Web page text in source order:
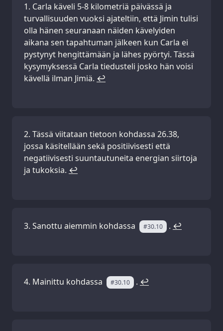
Carla käveli 5-8 kilometriä päivässä ja
turvallisuuden vuoksi ajateltiin, että Jimin tulisi
olla hänen seuranaan näiden kävelyiden
aikana sen tapahtuman jälkeen kun Carla ei
pystynyt hengittämään ja lähes pyörtyi. Tässä
kysymyksessä Carla tiedusteli josko hän voisi
kävellä ilman Jimiä. ↩
Tässä viitataan tietoon kohdassa 26.38,
jossa käsitellään sekä positiivisesti että
negatiivisesti suuntautuneita energian siirtoja
ja tukoksia. ↩
Sanottu aiemmin kohdassa #30.10 . ↩
Mainittu kohdassa #30.10 . ↩